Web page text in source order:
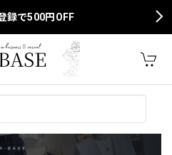
録で500円OFF